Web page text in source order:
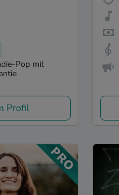
Pop mit
Profil